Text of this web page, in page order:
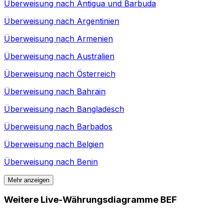
Überweisung nach Antigua und Barbuda
Überweisung nach Argentinien
Überweisung nach Armenien
Überweisung nach Australien
Überweisung nach Österreich
Überweisung nach Bahrain
Überweisung nach Bangladesch
Überweisung nach Barbados
Überweisung nach Belgien
Überweisung nach Benin
Mehr anzeigen
Weitere Live-Währungsdiagramme BEF